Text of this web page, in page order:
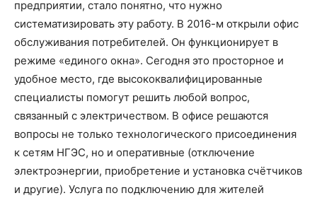
предприятии, стало понятно, что нужно
систематизировать эту работу. В 2016-м открыли офис
обслуживания потребителей. Он функционирует в
режиме «единого окна». Сегодня это просторное и
удобное место, где высококвалифицированные
специалисты помогут решить любой вопрос,
связанный с электричеством. В офисе решаются
вопросы не только технологического присоединения
к сетям НГЭС, но и оперативные (отключение
электроэнергии, приобретение и установка счётчиков
и другие). Услуга по подключению для жителей